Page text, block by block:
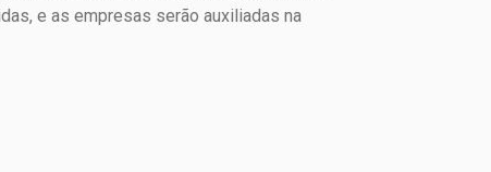
e as empresas serão auxiliadas na